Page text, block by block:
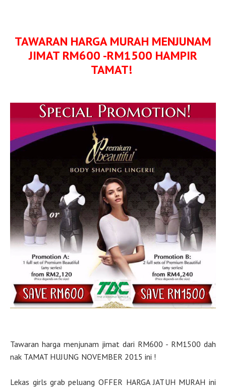
TAWARAN HARGA MURAH MENJUNAM
JIMAT RM600 -RM1500 HAMPIR
TAMAT!
Tawaran harga menjunam jimat dari RM600 - RM1500 dah
nak TAMAT HUJUNG NOVEMBER 2015 ini !
Lekas girls grab peluang OFFER HARGA JATUH MURAH ini